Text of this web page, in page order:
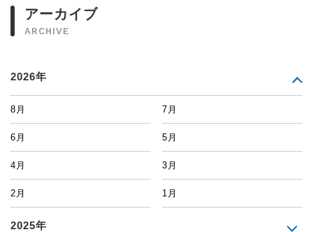
アーカイブ
ARCHIVE
2026年
8月 7月
6月 5月
4月 3月
2月 1月
2025年